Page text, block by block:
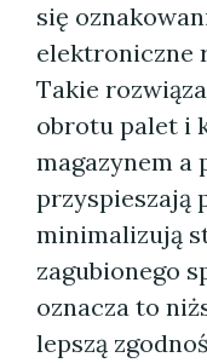
się
elektroniczne
Takie
obrotu palet i
magazynem a
przyspieszają
minimalizują
zagubionego
oznacza to
lepszą